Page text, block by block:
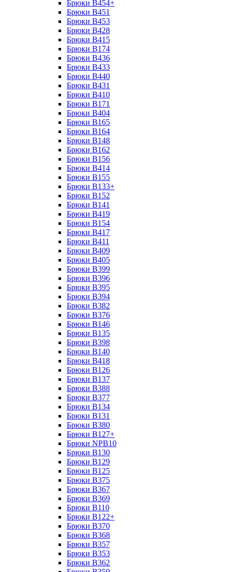
Брюки B454+
Брюки B451
Брюки B453
Брюки B428
Брюки B415
Брюки B174
Брюки B436
Брюки B433
Брюки B440
Брюки B431
Брюки B410
Брюки B171
Брюки B404
Брюки B165
Брюки B164
Брюки B148
Брюки B162
Брюки B156
Брюки B414
Брюки B155
Брюки B133+
Брюки B152
Брюки B141
Брюки B419
Брюки B154
Брюки B417
Брюки B411
Брюки B409
Брюки B405
Брюки B399
Брюки B396
Брюки B395
Брюки B394
Брюки B382
Брюки B376
Брюки B146
Брюки B135
Брюки B398
Брюки B140
Брюки B418
Брюки B126
Брюки B137
Брюки B388
Брюки B377
Брюки B134
Брюки B131
Брюки B380
Брюки B127+
Брюки NPB10
Брюки B130
Брюки B129
Брюки B125
Брюки B375
Брюки B367
Брюки B369
Брюки B110
Брюки B122+
Брюки B370
Брюки B368
Брюки B357
Брюки B353
Брюки B362